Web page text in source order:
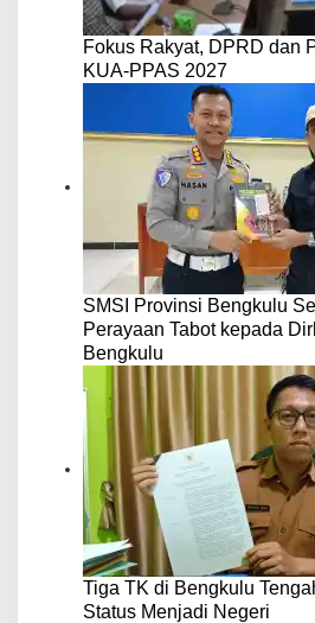
Fokus Rakyat, DPRD dan
KUA-PPAS 2027
SMSI Provinsi Bengkulu
Perayaan Tabot kepada
Bengkulu
Tiga TK di Bengkulu
Status Menjadi Negeri